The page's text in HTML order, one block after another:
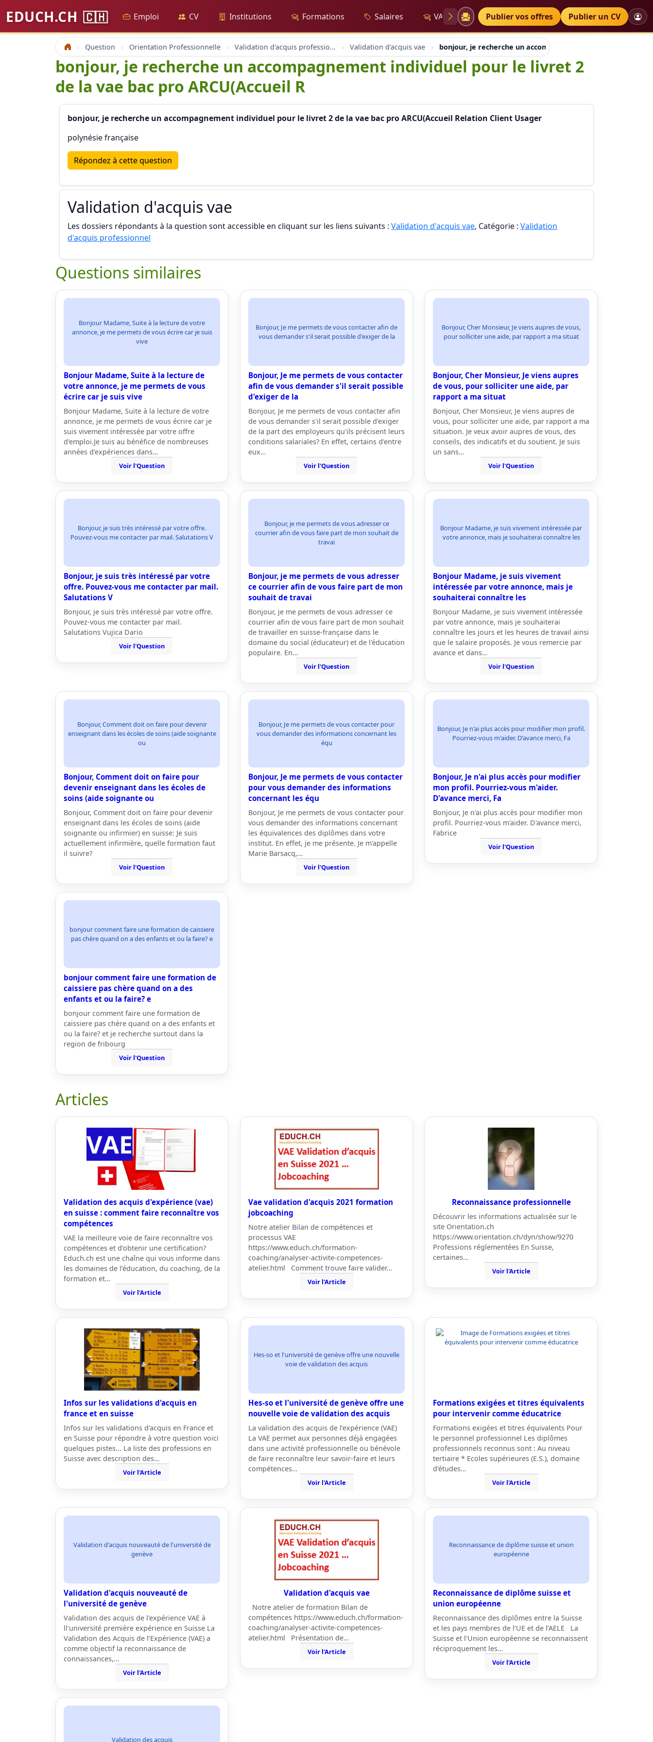
EDUCH.CH 🇨🇭 Emploi CV Institutions Formations Salaires VAE Diplômes Petites annonces
Publier vos offres Publier un CV
Accueil Question Orientation Professionnelle Validation d'acquis professionnel Validation d'acquis vae bonjour, je recherche un accompagnement individuel pour le
bonjour, je recherche un accompagnement individuel pour le livret 2
de la vae bac pro ARCU(Accueil R
bonjour, je recherche un accompagnement individuel pour le livret 2 de la vae bac pro ARCU(Accueil Relation Client Usager
polynésie française
Répondez à cette question
Validation d'acquis vae
Les dossiers répondants à la question sont accessible en cliquant sur les liens suivants : Validation d'acquis vae, Catégorie : Validation
d'acquis professionnel
Questions similaires
Bonjour Madame, Suite à la lecture de votre
annonce, je me permets de vous écrire car je suis
vive
Bonjour Madame, Suite à la lecture de
votre annonce, je me permets de vous
écrire car je suis vive
Bonjour Madame, Suite à la lecture de votre
annonce, je me permets de vous écrire car je
suis vivement intéressée par votre offre
d'emploi.Je suis au bénéfice de nombreuses
années d'expériences dans…
Voir l'Question
Bonjour, Je me permets de vous contacter afin de
vous demander s'il serait possible d'exiger de la
Bonjour, Je me permets de vous contacter
afin de vous demander s'il serait possible
d'exiger de la
Bonjour, Je me permets de vous contacter afin
de vous demander s'il serait possible d'exiger
de la part des employeurs qu'ils précisent leurs
conditions salariales? En effet, certains d'entre
eux…
Voir l'Question
Bonjour, Cher Monsieur, Je viens aupres de vous,
pour solliciter une aide, par rapport a ma situat
Bonjour, Cher Monsieur, Je viens aupres
de vous, pour solliciter une aide, par
rapport a ma situat
Bonjour, Cher Monsieur, Je viens aupres de
vous, pour solliciter une aide, par rapport a ma
situation. Je veux avoir aupres de vous, des
conseils, des indicatifs et du soutient. Je suis
un sans…
Voir l'Question
Bonjour, je suis très intéressé par votre offre.
Pouvez-vous me contacter par mail. Salutations V
Bonjour, je suis très intéressé par votre
offre. Pouvez-vous me contacter par mail.
Salutations V
Bonjour, je suis très intéressé par votre offre.
Pouvez-vous me contacter par mail.
Salutations Vujica Dario
Voir l'Question
Bonjour, je me permets de vous adresser ce
courrier afin de vous faire part de mon souhait de
travai
Bonjour, je me permets de vous adresser
ce courrier afin de vous faire part de mon
souhait de travai
Bonjour, je me permets de vous adresser ce
courrier afin de vous faire part de mon souhait
de travailler en suisse-française dans le
domaine du social (éducateur) et de l'éducation
populaire. En…
Voir l'Question
Bonjour Madame, je suis vivement intéressée par
votre annonce, mais je souhaiterai connaître les
Bonjour Madame, je suis vivement
intéressée par votre annonce, mais je
souhaiterai connaître les
Bonjour Madame, je suis vivement intéressée
par votre annonce, mais je souhaiterai
connaître les jours et les heures de travail ainsi
que le salaire proposés. Je vous remercie par
avance et dans…
Voir l'Question
Bonjour, Comment doit on faire pour devenir
enseignant dans les écoles de soins (aide soignante
ou
Bonjour, Comment doit on faire pour
devenir enseignant dans les écoles de
soins (aide soignante ou
Bonjour, Comment doit on faire pour devenir
enseignant dans les écoles de soins (aide
soignante ou infirmier) en suisse: Je suis
actuellement infirmière, quelle formation faut
il suivre?
Voir l'Question
Bonjour, Je me permets de vous contacter pour
vous demander des informations concernant les
équ
Bonjour, Je me permets de vous contacter
pour vous demander des informations
concernant les équ
Bonjour, Je me permets de vous contacter pour
vous demander des informations concernant
les équivalences des diplômes dans votre
institut. En effet, je me présente. Je m'appelle
Marie Barsacq,…
Voir l'Question
Bonjour, Je n'ai plus accès pour modifier mon profil.
Pourriez-vous m'aider. D'avance merci, Fa
Bonjour, Je n'ai plus accès pour modifier
mon profil. Pourriez-vous m'aider.
D'avance merci, Fa
Bonjour, Je n'ai plus accès pour modifier mon
profil. Pourriez-vous m'aider. D'avance merci,
Fabrice
Voir l'Question
bonjour comment faire une formation de caissiere
pas chère quand on a des enfants et ou la faire? e
bonjour comment faire une formation de
caissiere pas chère quand on a des
enfants et ou la faire? e
bonjour comment faire une formation de
caissiere pas chère quand on a des enfants et
ou la faire? et je recherche surtout dans la
region de fribourg
Voir l'Question
Articles
Validation des acquis d'expérience (vae)
en suisse : comment faire reconnaître vos
compétences
VAE la meilleure voie de faire reconnaître vos
compétences et d'obtenir une certification?
Educh.ch est une chaîne qui vous informe dans
les domaines de l’éducation, du coaching, de la
formation et…
Voir l'Article
Vae validation d'acquis 2021 formation
jobcoaching
Notre atelier Bilan de compétences et
processus VAE
https://www.educh.ch/formation-
coaching/analyser-activite-competences-
atelier.html Comment trouve faire valider…
Voir l'Article
Reconnaissance professionnelle
Découvrir les informations actualisée sur le
site Orientation.ch
https://www.orientation.ch/dyn/show/9270
Professions réglementées En Suisse,
certaines…
Voir l'Article
Infos sur les validations d'acquis en
france et en suisse
Infos sur les validations d'acquis en France et
en Suisse pour répondre à votre question voici
quelques pistes... La liste des professions en
Suisse avec description des…
Voir l'Article
Hes-so et l'université de genève offre une nouvelle
voie de validation des acquis
Hes-so et l'université de genève offre une
nouvelle voie de validation des acquis
La validation des acquis de l’expérience (VAE)
La VAE permet aux personnes déjà engagées
dans une activité professionnelle ou bénévole
de faire reconnaître leur savoir-faire et leurs
compétences…
Voir l'Article
Formations exigées et titres équivalents
pour intervenir comme éducatrice
Formations exigées et titres équivalents Pour
le personnel professionnel Les diplômes
professionnels reconnus sont : Au niveau
tertiaire * Ecoles supérieures (E.S.), domaine
d'études…
Voir l'Article
Validation d'acquis nouveauté de l'université de
genève
Validation d'acquis nouveauté de
l'université de genève
Validation des acquis de l'expérience VAE à
ll'université première expérience en Suisse La
Validation des Acquis de l’Expérience (VAE) a
comme objectif la reconnaissance de
connaissances,…
Voir l'Article
Validation d'acquis vae
Notre atelier de formation Bilan de
compétences https://www.educh.ch/formation-
coaching/analyser-activite-competences-
atelier.html Présentation de…
Voir l'Article
Reconnaissance de diplôme suisse et union
européenne
Reconnaissance de diplôme suisse et
union européenne
Reconnaissance des diplômes entre la Suisse
et les pays membres de l’UE et de l’AELE La
Suisse et l’Union européenne se reconnaissent
réciproquement les…
Voir l'Article
Validation des acquis